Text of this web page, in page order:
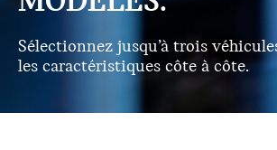
Sélectionnez jusqu’à trois
les caractéristiques côte à côte.